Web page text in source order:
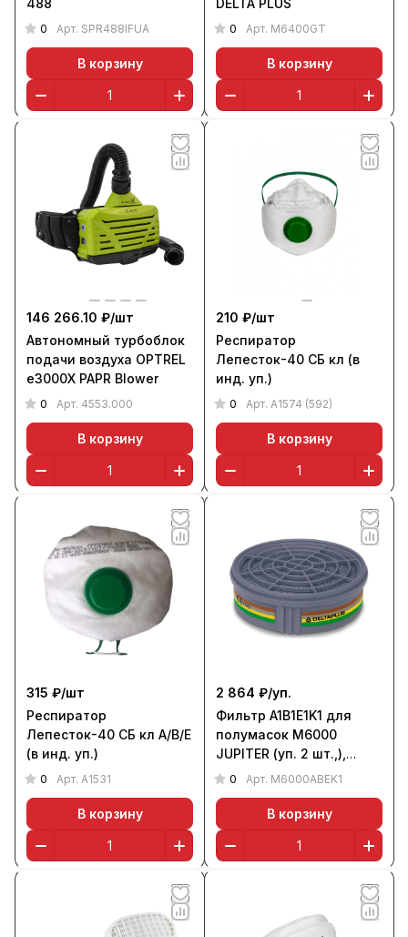
488
0 Арт. SPR488IFUA
В корзину
DELTA PLUS
0 Арт. M6400GT
В корзину
146 266.10 ₽/шт
Автономный турбоблок
подачи воздуха OPTREL
e3000X PAPR Blower
0 Арт. 4553.000
В корзину
210 ₽/шт
Респиратор
Лепесток-40 СБ кл (в
инд. уп.)
0 Арт. А1574 (592)
В корзину
315 ₽/шт
Респиратор
Лепесток-40 СБ кл A/B/E
(в инд. уп.)
0 Арт. А1531
В корзину
2 864 ₽/уп.
Фильтр A1B1E1K1 для
полумасок M6000
JUPITER (уп. 2 шт.,),
DELTA PLUS
0 Арт. M6000ABEK1
В корзину